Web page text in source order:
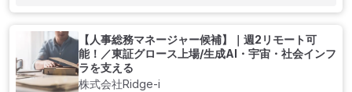
【人事総務マネージャー候補】｜週2リモート可
能！／東証グロース上場/生成AI・宇宙・社会インフ
ラを支える
株式会社Ridge-i